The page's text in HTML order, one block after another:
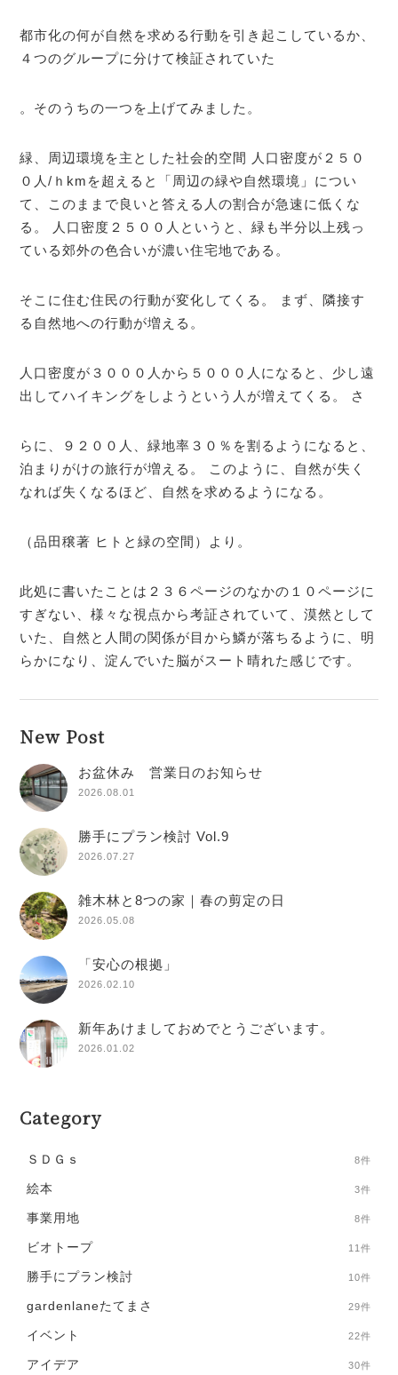
New Post
お盆休み 営業日のお知らせ
2026.08.01
勝手にプラン検討 Vol.9
2026.07.27
雑木林と8つの家｜春の剪定の日
2026.05.08
「安心の根拠」
2026.02.10
新年あけましておめでとうございます。
2026.01.02
Category
ＳＤＧｓ 8件
絵本 3件
事業用地 8件
ビオトープ 11件
勝手にプラン検討 10件
gardenlaneたてまさ 29件
イベント 22件
アイデア 30件
都市化の何が自然を求める行動を引き起こしているか、
４つのグループに分けて検証されていた
。そのうちの一つを上げてみました。
緑、周辺環境を主とした社会的空間 人口密度が２５０
０人/ｈkmを超えると「周辺の緑や自然環境」につい
て、このままで良いと答える人の割合が急速に低くな
る。 人口密度２５００人というと、緑も半分以上残っ
ている郊外の色合いが濃い住宅地である。
そこに住む住民の行動が変化してくる。 まず、隣接す
る自然地への行動が増える。
人口密度が３０００人から５０００人になると、少し遠
出してハイキングをしようという人が増えてくる。 さ
らに、９２００人、緑地率３０％を割るようになると、
泊まりがけの旅行が増える。 このように、自然が失く
なれば失くなるほど、自然を求めるようになる。
（品田穣著 ヒトと緑の空間）より。
此処に書いたことは２３６ページのなかの１０ページに
すぎない、様々な視点から考証されていて、漠然として
いた、自然と人間の関係が目から鱗が落ちるように、明
らかになり、淀んでいた脳がスート晴れた感じです。